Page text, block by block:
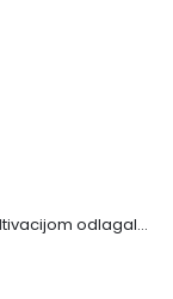
Zaštita životne sredine rekultivacijom odlagališta